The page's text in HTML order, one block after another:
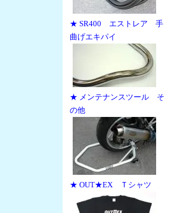
★ SR400 エストレア 手
曲げエキパイ
★ メンテナンスツール そ
の他
★ OUT★EX Ｔシャツ